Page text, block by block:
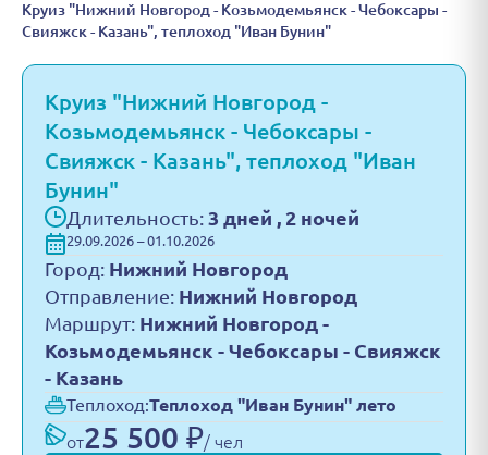
Круиз "Нижний Новгород - Козьмодемьянск - Чебоксары -
Свияжск - Казань", теплоход "Иван Бунин"
Круиз "Нижний Новгород -
Козьмодемьянск - Чебоксары -
Свияжск - Казань", теплоход "Иван
Бунин"
Длительность: 3 дней , 2 ночей
29.09.2026 – 01.10.2026
Город: Нижний Новгород
Отправление: Нижний Новгород
Маршрут: Нижний Новгород -
Козьмодемьянск - Чебоксары - Свияжск
- Казань
Теплоход:Теплоход "Иван Бунин" лето
от25 500 ₽/ чел